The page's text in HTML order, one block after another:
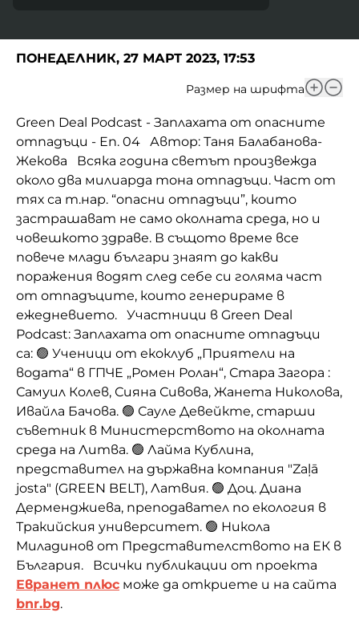
ПОНЕДЕЛНИК, 27 МАРТ 2023, 17:53
Размер на шрифта
Green Deal Podcast - Заплахата от опасните
отпадъци - Еп. 04 Автор: Таня Балабанова-
Жекова Всяка година светът произвежда
около два милиарда тона отпадъци. Част от
тях са т.нар. “опасни отпадъци”, които
застрашават не само околната среда, но и
човешкото здраве. В същото време все
повече млади българи знаят до какви
поражения водят след себе си голяма част
от отпадъците, които генерираме в
ежедневието. Участници в Green Deal
Podcast: Заплахата от опасните отпадъци
са: 🟢 Ученици от екоклуб „Приятели на
водата“ в ГПЧЕ „Ромен Ролан“, Стара Загора :
Самуил Колев, Сияна Сивова, Жанета Николова,
Ивайла Бачова. 🟢 Сауле Девейкте, старши
съветник в Министерството на околната
среда на Литва. 🟢 Лайма Кублина,
представител на държавна компания "Zaļā
josta" (GREEN BELT), Латвия. 🟢 Доц. Диана
Дерменджиева, преподавател по екология в
Тракийския университет. 🟢 Никола
Миладинов от Представителството на ЕК в
България. Всички публикации от проекта
Евранет плюс може да откриете и на сайта
bnr.bg.